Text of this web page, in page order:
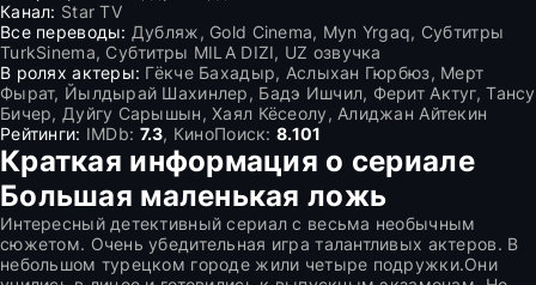
Канал: Star TV
Все переводы: Дубляж, Gold Cinema, Myn Yrgaq, Субтитры
TurkSinema, Субтитры MILA DIZI, UZ озвучка
В ролях актеры: Гёкче Бахадыр, Аслыхан Гюрбюз, Мерт
Фырат, Йылдырай Шахинлер, Бадэ Ишчил, Ферит Актуг, Тансу
Бичер, Дуйгу Сарышын, Хаял Кёсеолу, Алиджан Айтекин
Рейтинги: IMDb: 7.3, КиноПоиск: 8.101
Краткая информация о сериале
Большая маленькая ложь
Интересный детективный сериал с весьма необычным
сюжетом. Очень убедительная игра талантливых актеров. В
небольшом турецком городе жили четыре подружки.Они